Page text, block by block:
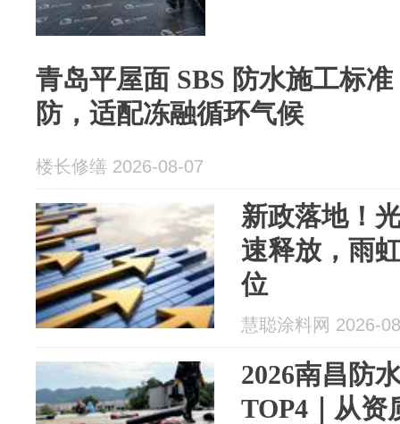
青岛平屋面 SBS 防水施工标
防，适配冻融循环气候
楼长修缮 2026-08-07
新政落地！
速释放，雨
位
慧聪涂料网 2026-
2026南昌防
TOP4｜从资